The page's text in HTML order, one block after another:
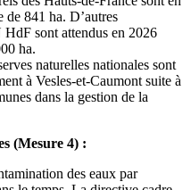
de 841 ha. D’autres
sont attendus en 2026
ha.
naturelles nationales sont
à Vesles-et-Caumont suite à
dans la gestion de la
(Mesure 4) :
des eaux par